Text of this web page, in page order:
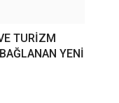
TURİZM
YENİ